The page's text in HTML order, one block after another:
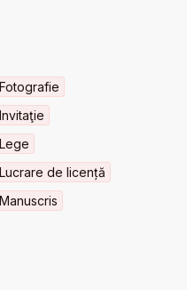
Fotografie
Invitaţie
Lege
Lucrare de licență
Manuscris